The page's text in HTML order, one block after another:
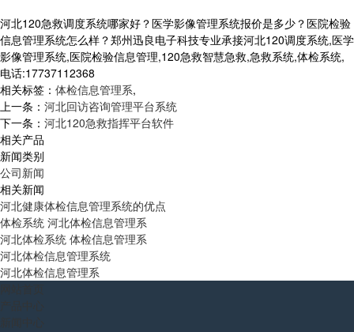
河北120急救调度系统哪家好？医学影像管理系统报价是多少？医院检验
信息管理系统怎么样？郑州迅良电子科技专业承接河北120调度系统,医学
影像管理系统,医院检验信息管理,120急救智慧急救,急救系统,体检系统,
电话:17737112368
相关标签： 体检信息管理系,
上一条： 河北回访咨询管理平台系统
下一条： 河北120急救指挥平台软件
相关产品
新闻类别
公司新闻
相关新闻
河北健康体检信息管理系统的优点
体检系统 河北体检信息管理系
河北体检系统 体检信息管理系
河北体检信息管理系统
河北体检信息管理系